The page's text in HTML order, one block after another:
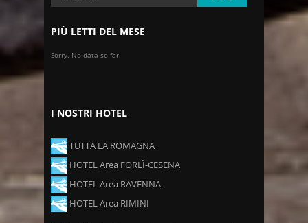
PIÙ LETTI DEL MESE
Sorry. No data so far.
I NOSTRI HOTEL
TUTTA LA ROMAGNA
HOTEL Area FORLÌ-CESENA
HOTEL Area RAVENNA
HOTEL Area RIMINI